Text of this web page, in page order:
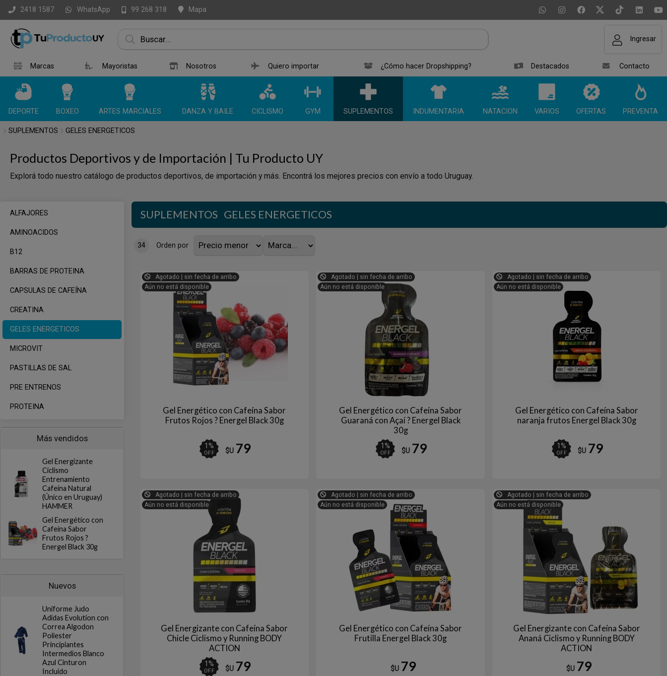
2418 1587 WhatsApp 99 268 318 Mapa
Ingresar
Marcas Mayoristas Nosotros Quiero importar ¿Cómo hacer Dropshipping? Destacados Contacto
DEPORTE BOXEO ARTES MARCIALES DANZA Y BAILE CICLISMO GYM SUPLEMENTOS INDUMENTARIA NATACION VARIOS OFERTAS PREVENTA
SUPLEMENTOS GELES ENERGETICOS
Productos Deportivos y de Importación | Tu Producto UY
Explorá todo nuestro catálogo de productos deportivos, de importación y más. Encontrá los mejores precios con envío a todo Uruguay.
ALFAJORES
AMINOACIDOS
B12
BARRAS DE PROTEINA
CAPSULAS DE CAFEÍNA
CREATINA
GELES ENERGETICOS
MICROVIT
PASTILLAS DE SAL
PRE ENTRENOS
PROTEINA
Más vendidos
Gel Energizante
Ciclismo
Entrenamiento
Cafeína Natural
(Único en Uruguay)
HAMMER
Gel Energético con
Cafeína Sabor
Frutos Rojos ?
Energel Black 30g
Nuevos
Uniforme Judo
Adidas Evolution con
Correa Algodon
Poliester
Principiantes
Intermedios Blanco
Azul Cinturon
Incluido
SUPLEMENTOS GELES ENERGETICOS
34 Orden por
Agotado | sin fecha de arribo
Aún no está disponible
Gel Energético con Cafeína Sabor
Frutos Rojos ? Energel Black 30g
1%
OFF $U 79
Agotado | sin fecha de arribo
Aún no está disponible
Gel Energético con Cafeína Sabor
Guaraná con Açaí ? Energel Black
30g
1 %
OFF $U 79
Agotado | sin fecha de arribo
Aún no está disponible
Gel Energético con Cafeína Sabor
naranja frutos Energel Black 30g
1 %
OFF $U 79
Agotado | sin fecha de arribo
Aún no está disponible
Gel Energizante con Cafeína Sabor
Chicle Ciclismo y Running BODY
ACTION
1%
OFF $U 79
Agotado | sin fecha de arribo
Aún no está disponible
Gel Energético con Cafeína Sabor
Frutilla Energel Black 30g
$U 79
Agotado | sin fecha de arribo
Aún no está disponible
Gel Energizante con Cafeína Sabor
Ananá Ciclismo y Running BODY
ACTION
$U 79